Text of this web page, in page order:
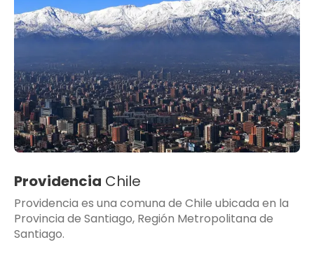
Providencia Chile
Providencia es una comuna de Chile ubicada en la
Provincia de Santiago, Región Metropolitana de
Santiago.